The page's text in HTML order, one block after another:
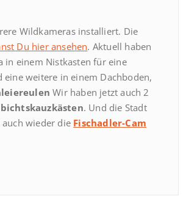
Wildkameras installiert. Die
Du hier ansehen. Aktuell haben
in einem Nistkasten für eine
eine weitere in einem Dachboden,
Wir haben jetzt auch 2
. Und die Stadt
auch wieder die Fischadler-Cam